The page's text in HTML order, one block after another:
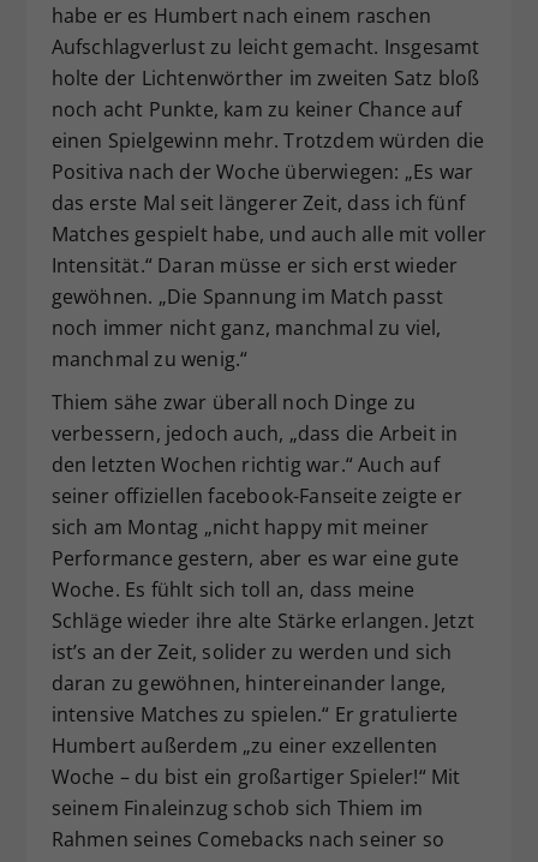
habe er es Humbert nach einem raschen
Aufschlagverlust zu leicht gemacht. Insgesamt
holte der Lichtenwörther im zweiten Satz bloß
noch acht Punkte, kam zu keiner Chance auf
einen Spielgewinn mehr. Trotzdem würden die
Positiva nach der Woche überwiegen: „Es war
das erste Mal seit längerer Zeit, dass ich fünf
Matches gespielt habe, und auch alle mit voller
Intensität.“ Daran müsse er sich erst wieder
gewöhnen. „Die Spannung im Match passt
noch immer nicht ganz, manchmal zu viel,
manchmal zu wenig.“
Thiem sähe zwar überall noch Dinge zu
verbessern, jedoch auch, „dass die Arbeit in
den letzten Wochen richtig war.“ Auch auf
seiner offiziellen facebook-Fanseite zeigte er
sich am Montag „nicht happy mit meiner
Performance gestern, aber es war eine gute
Woche. Es fühlt sich toll an, dass meine
Schläge wieder ihre alte Stärke erlangen. Jetzt
ist’s an der Zeit, solider zu werden und sich
daran zu gewöhnen, hintereinander lange,
intensive Matches zu spielen.“ Er gratulierte
Humbert außerdem „zu einer exzellenten
Woche – du bist ein großartiger Spieler!“ Mit
seinem Finaleinzug schob sich Thiem im
Rahmen seines Comebacks nach seiner so